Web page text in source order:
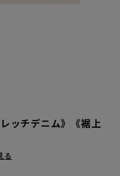
ッチデニム》《裾上
る